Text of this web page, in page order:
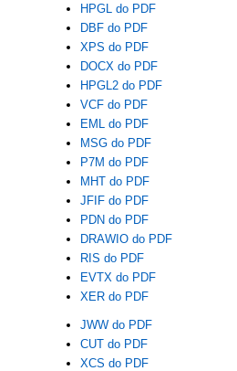
HPGL do PDF
DBF do PDF
XPS do PDF
DOCX do PDF
HPGL2 do PDF
VCF do PDF
EML do PDF
MSG do PDF
P7M do PDF
MHT do PDF
JFIF do PDF
PDN do PDF
DRAWIO do PDF
RIS do PDF
EVTX do PDF
XER do PDF
JWW do PDF
CUT do PDF
XCS do PDF